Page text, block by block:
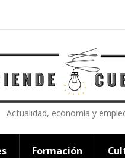
Actualidad, economía y
Formación